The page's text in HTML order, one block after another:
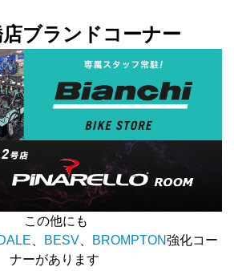
ブランドコーナー
この他にも
BESV、 BROMPTON強化コー
ナーがあります